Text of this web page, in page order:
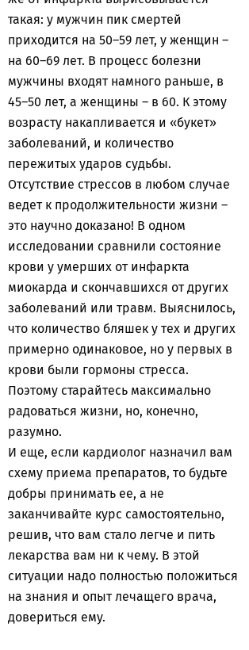
такая: у мужчин пик смертей
приходится на 50–59 лет, у женщин –
на 60–69 лет. В процесс болезни
мужчины входят намного раньше, в
45–50 лет, а женщины – в 60. К этому
возрасту накапливается и «букет»
заболеваний, и количество
пережитых ударов судьбы.
Отсутствие стрессов в любом случае
ведет к продолжительности жизни –
это научно доказано! В одном
исследовании сравнили состояние
крови у умерших от инфаркта
миокарда и скончавшихся от других
заболеваний или травм. Выяснилось,
что количество бляшек у тех и других
примерно одинаковое, но у первых в
крови были гормоны стресса.
Поэтому старайтесь максимально
радоваться жизни, но, конечно,
разумно.
И еще, если кардиолог назначил вам
схему приема препаратов, то будьте
добры принимать ее, а не
заканчивайте курс самостоятельно,
решив, что вам стало легче и пить
лекарства вам ни к чему. В этой
ситуации надо полностью положиться
на знания и опыт лечащего врача,
довериться ему.